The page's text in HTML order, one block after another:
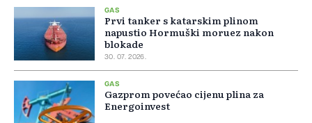
GAS
Prvi tanker s katarskim plinom
napustio Hormuški moruez nakon
blokade
30. 07. 2026.
GAS
Gazprom povećao cijenu plina za
Energoinvest